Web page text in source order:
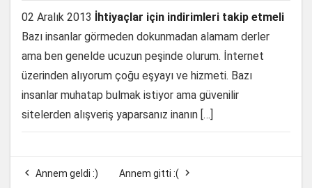
02 Aralık 2013 İhtiyaçlar için indirimleri takip etmeli
Bazı insanlar görmeden dokunmadan alamam derler
ama ben genelde ucuzun peşinde olurum. İnternet
üzerinden alıyorum çoğu eşyayı ve hizmeti. Bazı
insanlar muhatap bulmak istiyor ama güvenilir
sitelerden alışveriş yaparsanız inanın […]
 Annem geldi :) Annem gitti :( 